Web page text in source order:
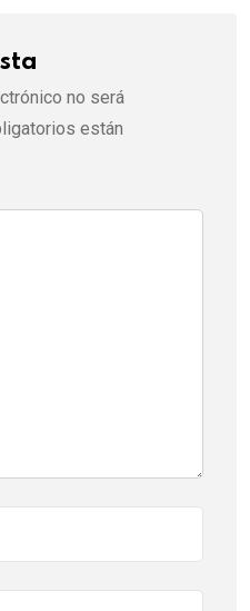
no será
están